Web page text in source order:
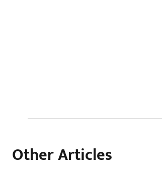
Other Articles